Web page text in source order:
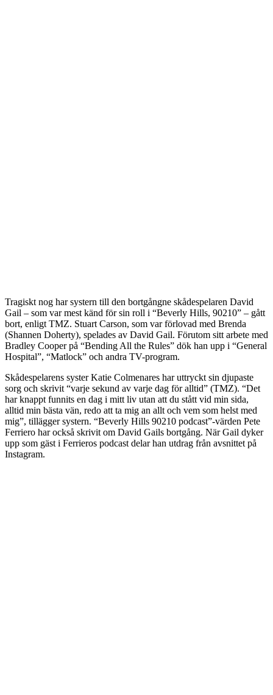
Tragiskt nog har systern till den bortgångne skådespelaren David
Gail – som var mest känd för sin roll i “Beverly Hills, 90210” – gått
bort, enligt TMZ. Stuart Carson, som var förlovad med Brenda
(Shannen Doherty), spelades av David Gail. Förutom sitt arbete med
Bradley Cooper på “Bending All the Rules” dök han upp i “General
Hospital”, “Matlock” och andra TV-program.
Skådespelarens syster Katie Colmenares har uttryckt sin djupaste
sorg och skrivit “varje sekund av varje dag för alltid” (TMZ). “Det
har knappt funnits en dag i mitt liv utan att du stått vid min sida,
alltid min bästa vän, redo att ta mig an allt och vem som helst med
mig”, tillägger systern. “Beverly Hills 90210 podcast”-värden Pete
Ferriero har också skrivit om David Gails bortgång. När Gail dyker
upp som gäst i Ferrieros podcast delar han utdrag från avsnittet på
Instagram.